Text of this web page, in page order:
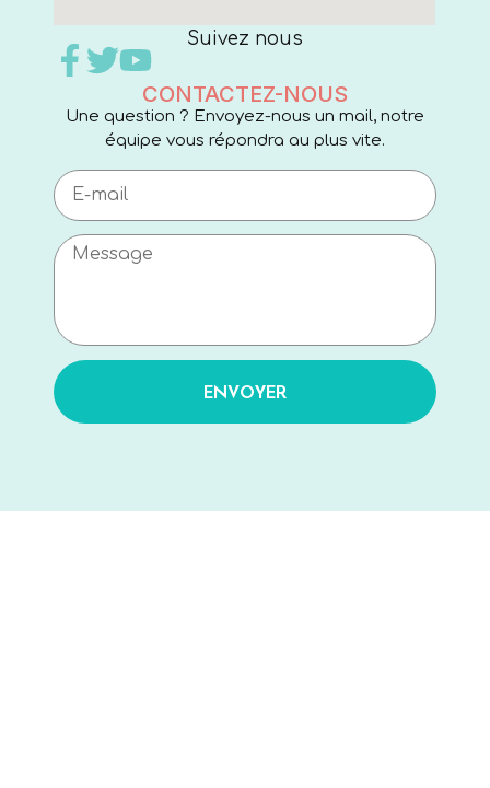
Suivez nous
CONTACTEZ-NOUS
Une question ? Envoyez-nous un mail, notre
équipe vous répondra au plus vite.
ENVOYER